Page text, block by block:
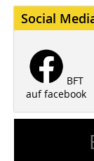
Social
BFT
auf facebook